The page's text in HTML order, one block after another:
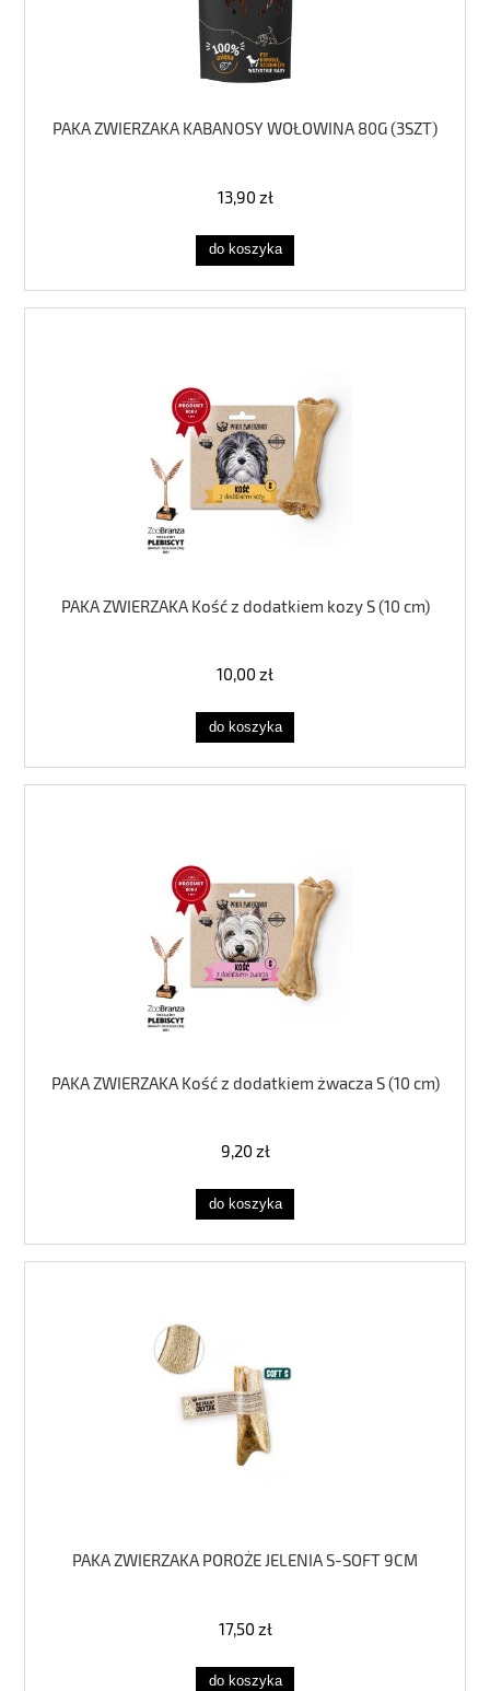
PAKA ZWIERZAKA KABANOSY WOŁOWINA 80G (3SZT)
13,90 zł
do koszyka
PAKA ZWIERZAKA Kość z dodatkiem kozy S (10 cm)
10,00 zł
do koszyka
PAKA ZWIERZAKA Kość z dodatkiem żwacza S (10 cm)
9,20 zł
do koszyka
PAKA ZWIERZAKA POROŻE JELENIA S-SOFT 9CM
17,50 zł
do koszyka